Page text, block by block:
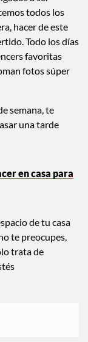
a ser
todos los
hacer de este
Todo los días
favoritas
semana, te
en casa para
de tu casa
te preocupes,
trata de